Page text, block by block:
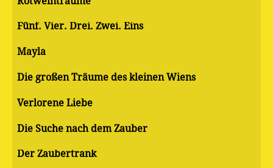
Fünf. Vier. Drei. Zwei. Eins
Mayla
Die großen Träume des kleinen Wiens
Verlorene Liebe
Die Suche nach dem Zauber
Der Zaubertrank